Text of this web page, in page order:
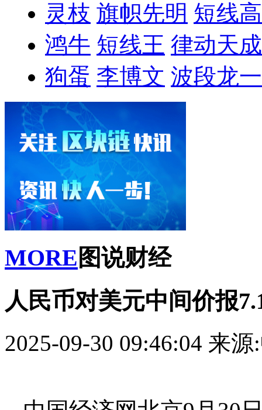
灵枝 旗帜先明 短线
鸿牛 短线王 律动天成
狗蛋 李博文 波段龙一
MORE 图说财经
人民币对美元中间价报
2025-09-30 09:46:04 来源